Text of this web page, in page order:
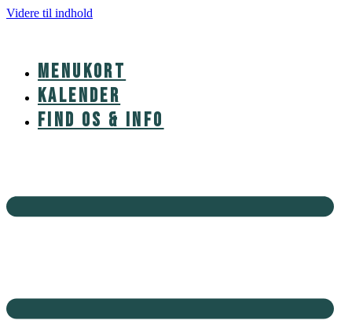
Videre til indhold
MENUKORT
KALENDER
FIND OS & INFO